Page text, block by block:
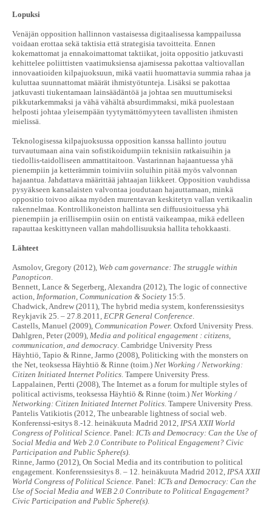
Lopuksi
Venäjän opposition hallinnon vastaisessa digitaalisessa kamppailussa
voidaan erottaa sekä taktisia että strategisia tavoitteita. Ennen
kokemattomat ja ennakoimattomat taktiikat, joita oppositio jatkuvasti
kehittelee poliittisten vaatimuksiensa ajamisessa pakottaa valtiovallan
innovaatioiden kilpajuoksuun, mikä vaatii huomattavia summia rahaa ja
kuluttaa suunnattomat määrät ihmistyötunteja. Lisäksi se pakottaa
jatkuvasti tiukentamaan lainsäädäntöä ja johtaa sen muuttumiseksi
pikkutarkemmaksi ja vähä vähältä absurdimmaksi, mikä puolestaan
helposti johtaa yleisempään tyytymättömyyteen tavallisten ihmisten
mielissä.
Teknologisessa kilpajuoksussa opposition kanssa hallinto joutuu
turvautumaan aina vain sofistikoidumpiin teknisiin ratkaisuihin ja
tiedollis-taidolliseen ammattitaitoon. Vastarinnan hajaantuessa yhä
pienempiin ja ketterämmin toimiviin soluihin pitää myös valvonnan
hajaantua. Jahdattava määrittää jahtaajan liikkeet. Opposition vauhdissa
pysyäkseen kansalaisten valvontaa joudutaan hajauttamaan, minkä
oppositio toivoo aikaa myöden murentavan keskitetyn vallan vertikaalin
rakennelmaa. Kontrollikoneiston hallinta sen diffuusioituessa yhä
pienempiin ja erillisempiin osiin on entistä vaikeampaa, mikä edelleen
rapauttaa keskittyneen vallan mahdollisuuksia hallita tehokkaasti.
Lähteet
Asmolov, Gregory (2012), Web cam governance: The struggle within
Panopticon
Bennett, Lance & Segerberg, Alexandra (2012), The logic of connective
action, Information, Communication & Society 15:5.
Chadwick, Andrew (2011), The hybrid media system, konferenssiesitys
Reykjavik 25. – 27.8.2011, ECPR General Conference
Castells, Manuel (2009), Communication Power. Oxford University Press.
Dahlgren, Peter (2009), Media and political engagement : citizens,
communication, and democracy . Cambridge University Press
Häyhtiö, Tapio & Rinne, Jarmo (2008), Politicking with the monsters on
the Net, teoksessa Häyhtiö & Rinne (toim.) Net Working / Networking:
Citizen Initiated Internet Politics . Tampere University Press.
Lappalainen, Pertti (2008), The Internet as a forum for multiple styles of
political activisms, teoksessa Häyhtiö & Rinne (toim.) Net Working /
Networking: Citizen Initiated Internet Politics . Tampere University Press.
Pantelis Vatikiotis (2012, The unbearable lightness of social web.
Konferenssi-esitys 8.-12. heinäkuuta Madrid 2012, IPSA XXII World
Congress of Political Science . Panel: ICTs and Democracy: Can the Use of
Social Media and Web 2.0 Contribute to Political Engagement? Civic
Participation and Public Sphere(s)
Rinne, Jarmo (2012), On Social Media and its contribution to political
engagement. Konferenssiesitys 8. – 12. heinäkuuta Madrid 2012, IPSA XXII
World Congress of Political Science. Panel: ICTs and Democracy: Can the
Use of Social Media and WEB 2.0 Contribute to Political Engagement?
Civic Participation and Public Sphere(s)